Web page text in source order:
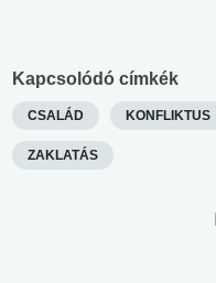
Kapcsolódó címkék
CSALÁD KONFLIKTUS
ZAKLATÁS